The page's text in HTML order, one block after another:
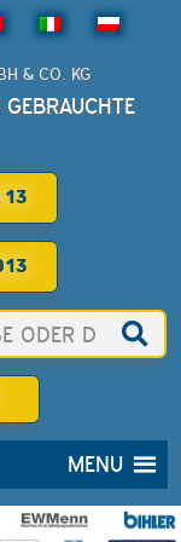
& CO. KG
MENU